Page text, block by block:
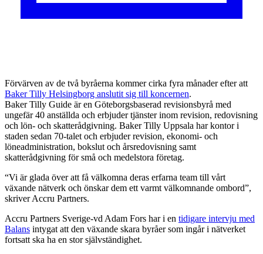
Förvärven av de två byråerna kommer cirka fyra månader efter att
Baker Tilly Helsingborg anslutit sig till koncernen.
Baker Tilly Guide är en Göteborgsbaserad revisionsbyrå med
ungefär 40 anställda och erbjuder tjänster inom revision, redovisning
och lön- och skatterådgivning. Baker Tilly Uppsala har kontor i
staden sedan 70-talet och erbjuder revision, ekonomi- och
löneadministration, bokslut och årsredovisning samt
skatterådgivning för små och medelstora företag.
“Vi är glada över att få välkomna deras erfarna team till vårt
växande nätverk och önskar dem ett varmt välkomnande ombord”,
skriver Accru Partners.
Accru Partners Sverige-vd Adam Fors har i en tidigare intervju med
Balans intygat att den växande skara byråer som ingår i nätverket
fortsatt ska ha en stor självständighet.